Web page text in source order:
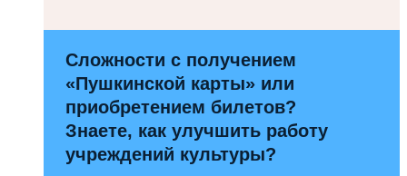
Сложности с получением
«Пушкинской карты» или
приобретением билетов?
Знаете, как улучшить работу
учреждений культуры?